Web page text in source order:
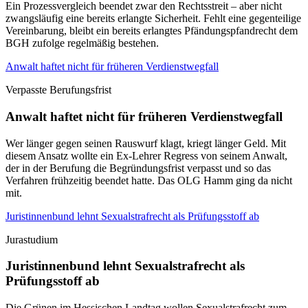
Ein Prozessvergleich beendet zwar den Rechtsstreit – aber nicht
zwangsläufig eine bereits erlangte Sicherheit. Fehlt eine gegenteilige
Vereinbarung, bleibt ein bereits erlangtes Pfändungspfandrecht dem
BGH zufolge regelmäßig bestehen.
Anwalt haftet nicht für früheren Verdienstwegfall
Verpasste Berufungsfrist
Anwalt haftet nicht für früheren Verdienstwegfall
Wer länger gegen seinen Rauswurf klagt, kriegt länger Geld. Mit
diesem Ansatz wollte ein Ex-Lehrer Regress von seinem Anwalt,
der in der Berufung die Begründungsfrist verpasst und so das
Verfahren frühzeitig beendet hatte. Das OLG Hamm ging da nicht
mit.
Juristinnenbund lehnt Sexualstrafrecht als Prüfungsstoff ab
Jurastudium
Juristinnenbund lehnt Sexualstrafrecht als
Prüfungsstoff ab